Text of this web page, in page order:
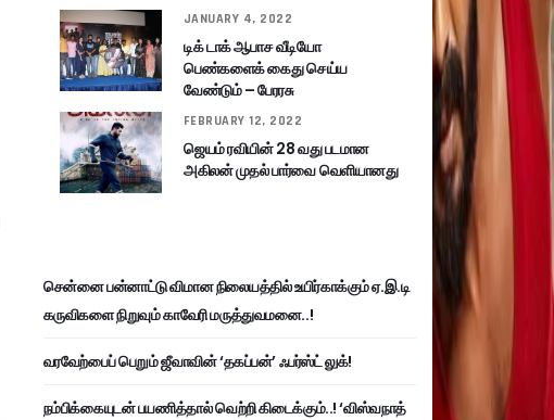
JANUARY 4, 2022
டிக் டாக் ஆபாச வீடியோ
பெண்களைக் கைது செய்ய
வேண்டும் – பேரரசு
FEBRUARY 12, 2022
ஜெயம் ரவியின் 28 வது படமான
அகிலன் முதல் பார்வை வெளியானது
சென்னை பன்னாட்டு விமான நிலையத்தில் உயிர்காக்கும் ஏ.இ.டி
கருவிகளை நிறுவும் காவேரி மருத்துவமனை..!
வரவேற்பைப் பெறும் ஜீவாவின் ‘தகப்பன்’ ஃபர்ஸ்ட் லுக்!
நம்பிக்கையுடன் பயணித்தால் வெற்றி கிடைக்கும்..! ‘விஸ்வநாத்